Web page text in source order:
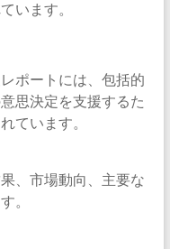
います。
ポートには、包括的
思決定を支援するた
ています。
、市場動向、主要な
。